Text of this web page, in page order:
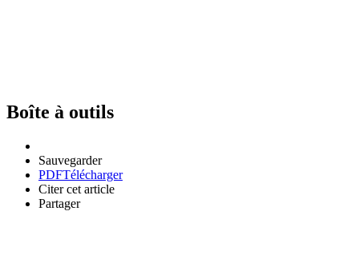
Boîte à outils
Sauvegarder
PDFTélécharger
Citer cet article
Partager